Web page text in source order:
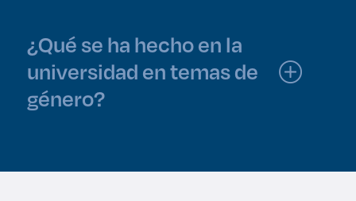
¿Qué se ha hecho en la
universidad en temas de
género?